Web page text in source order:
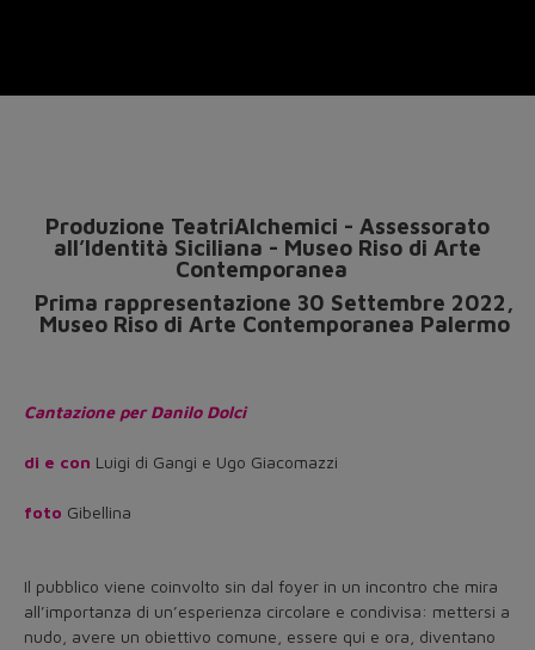
Produzione TeatriAlchemici - Assessorato
all’Identità Siciliana - Museo Riso di Arte
Contemporanea
Prima rappresentazione 30 Settembre 2022,
Museo Riso di Arte Contemporanea Palermo
Cantazione per Danilo Dolci
di e con Luigi di Gangi e Ugo Giacomazzi
foto Gibellina
Il pubblico viene coinvolto sin dal foyer in un incontro che mira
all’importanza di un’esperienza circolare e condivisa: mettersi a
nudo, avere un obiettivo comune, essere qui e ora, diventano